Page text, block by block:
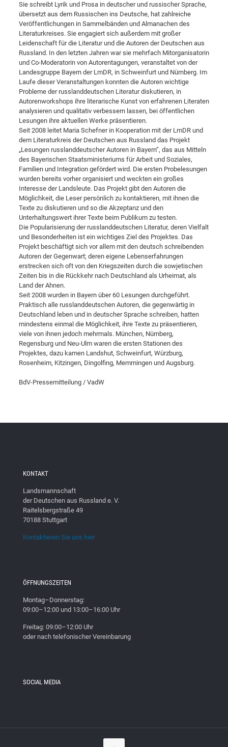
Sie schreibt Lyrik und Prosa in deutscher und russischer Sprache,
übersetzt aus dem Russischen ins Deutsche, hat zahlreiche
Veröffentlichungen in Sammelbänden und Almanachen des
Literaturkreises. Sie engagiert sich außerdem mit großer
Leidenschaft für die Literatur und die Autoren der Deutschen aus
Russland. In den letzten Jahren war sie mehrfach Mitorganisatorin
und Co-Moderatorin von Autorentagungen, veranstaltet von der
Landesgruppe Bayern der LmDR, in Schweinfurt und Nürnberg. Im
Laufe dieser Veranstaltungen konnten die Autoren wichtige
Probleme der russlanddeutschen Literatur diskutieren, in
Autorenworkshops ihre literarische Kunst von erfahrenen Literaten
analysieren und qualitativ verbessern lassen, bei öffentlichen
Lesungen ihre aktuellen Werke präsentieren.
Seit 2008 leitet Maria Schefner in Kooperation mit der LmDR und
dem Literaturkreis der Deutschen aus Russland das Projekt
„Lesungen russlanddeutscher Autoren in Bayern“, das aus Mitteln
des Bayerischen Staatsministeriums für Arbeit und Soziales,
Familien und Integration gefördert wird. Die ersten Probelesungen
wurden bereits vorher organisiert und weckten ein großes
Interesse der Landsleute. Das Projekt gibt den Autoren die
Möglichkeit, die Leser persönlich zu kontaktieren, mit ihnen die
Texte zu diskutieren und so die Akzeptanz und den
Unterhaltungswert ihrer Texte beim Publikum zu testen.
Die Popularisierung der russlanddeutschen Literatur, deren Vielfalt
und Besonderheiten ist ein wichtiges Ziel des Projektes. Das
Projekt beschäftigt sich vor allem mit den deutsch schreibenden
Autoren der Gegenwart; deren eigene Lebenserfahrungen
erstrecken sich oft von den Kriegszeiten durch die sowjetischen
Zeiten bis in die Rückkehr nach Deutschland als Urheimat, als
Land der Ahnen.
Seit 2008 wurden in Bayern über 60 Lesungen durchgeführt.
Praktisch alle russlanddeutschen Autoren, die gegenwärtig in
Deutschland leben und in deutscher Sprache schreiben, hatten
mindestens einmal die Möglichkeit, ihre Texte zu präsentieren,
viele von ihnen jedoch mehrmals. München, Nürnberg,
Regensburg und Neu-Ulm waren die ersten Stationen des
Projektes, dazu kamen Landshut, Schweinfurt, Würzburg,
Rosenheim, Kitzingen, Dingolfing, Memmingen und Augsburg.
BdV-Pressemitteilung / VadW
KONTAKT
Landsmannschaft
der Deutschen aus Russland e. V.
Raitelsbergstraße 49
70188 Stuttgart
Kontaktieren Sie uns hier
ÖFFNUNGSZEITEN
Montag–Donnerstag:
09:00–12:00 und 13:00–16:00 Uhr
Freitag: 09:00–12:00 Uhr
oder nach telefonischer Vereinbarung
SOCIAL MEDIA